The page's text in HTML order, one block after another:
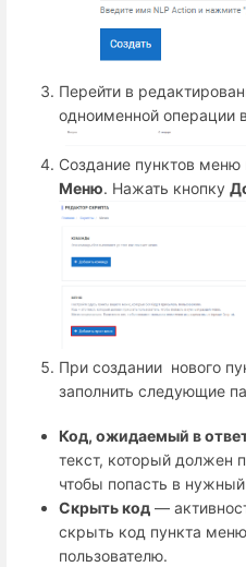
Перейти в
одноименной операции
Создание пунктов меню
Меню. Нажать кнопку
При создании нового
заполнить следующие
Код, ожидаемый в
текст, который должен
чтобы попасть в
Скрыть код —
скрыть код пункта
пользователю.